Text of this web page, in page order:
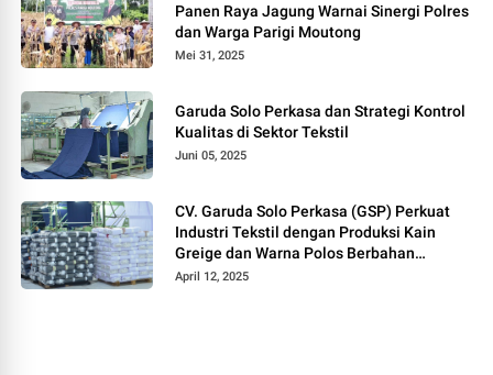
Panen Raya Jagung Warnai Sinergi Polres
dan Warga Parigi Moutong
Mei 31, 2025
Garuda Solo Perkasa dan Strategi Kontrol
Kualitas di Sektor Tekstil
Juni 05, 2025
CV. Garuda Solo Perkasa (GSP) Perkuat
Industri Tekstil dengan Produksi Kain
Greige dan Warna Polos Berbahan
Tetoron Rayon
April 12, 2025